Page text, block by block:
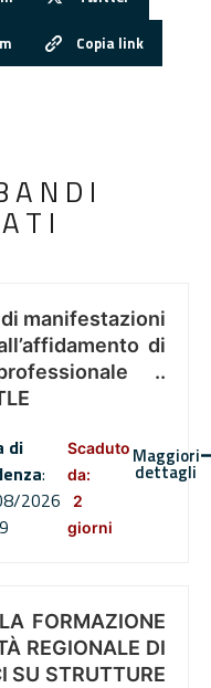
Copia link
manifestazioni
di
..
di
:
2026
Scaduto
da:
2
giorni
Maggiori
dettagli
FORMAZIONE
REGIONALE DI
SU STRUTTURE